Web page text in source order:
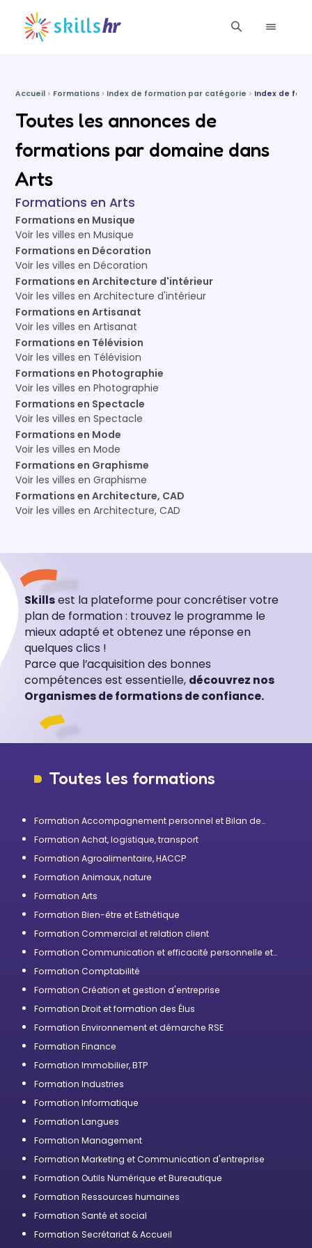
Accueil Formations Index de formation par catégorie Index de
Toutes les annonces de
formations par domaine dans
Arts
Formations en Arts
Formations en Musique
Voir les villes en Musique
Formations en Décoration
Voir les villes en Décoration
Formations en Architecture d'intérieur
Voir les villes en Architecture d'intérieur
Formations en Artisanat
Voir les villes en Artisanat
Formations en Télévision
Voir les villes en Télévision
Formations en Photographie
Voir les villes en Photographie
Formations en Spectacle
Voir les villes en Spectacle
Formations en Mode
Voir les villes en Mode
Formations en Graphisme
Voir les villes en Graphisme
Formations en Architecture, CAD
Voir les villes en Architecture, CAD
Skillsest la plateforme pour concrétiser votre
plan de formation : trouvez le programme le
mieux adapté et obtenez une réponse en
quelques clics !
Parce que l’acquisition des bonnes
compétences est essentielle, découvrez nos
Organismes de formations de confiance.
Toutes les formations
Formation Accompagnement personnel et Bilan de
Formation Achat, logistique, transport
Formation Agroalimentaire, HACCP
Formation Animaux, nature
Formation Arts
Formation Bien-être et Esthétique
Formation Commercial et relation client
Formation Communication et efficacité personnelle et
Formation Comptabilité
Formation Création et gestion d'entreprise
Formation Droit et formation des Élus
Formation Environnement et démarche RSE
Formation Finance
Formation Immobilier, BTP
Formation Industries
Formation Informatique
Formation Langues
Formation Management
Formation Marketing et Communication d'entreprise
Formation Outils Numérique et Bureautique
Formation Ressources humaines
Formation Santé et social
Formation Secrétariat & Accueil